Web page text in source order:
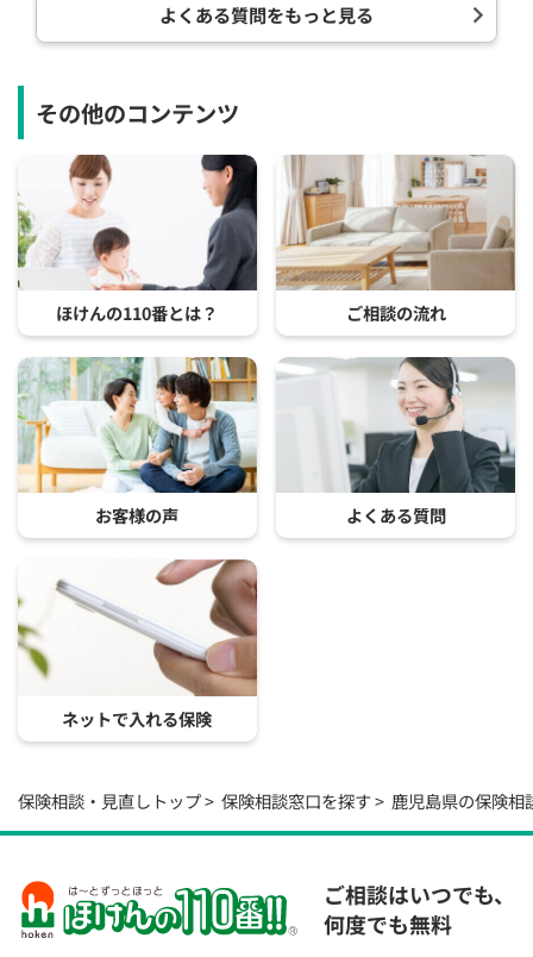
よくある質問をもっと見る
その他のコンテンツ
ほけんの110番とは？ ご相談の流れ
お客様の声 よくある質問
ネットで入れる保険
保険相談・見直しトップ 保険相談窓口を探す 鹿児島県の保険相
ご相談はいつでも、
何度でも無料